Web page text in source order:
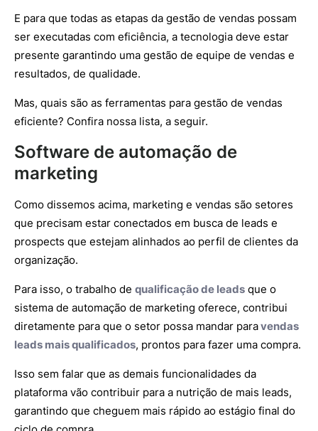
E para que todas as etapas da gestão de vendas possam
ser executadas com eficiência, a tecnologia deve estar
presente garantindo uma gestão de equipe de vendas e
resultados, de qualidade.
Mas, quais são as ferramentas para gestão de vendas
eficiente? Confira nossa lista, a seguir.
Software de automação de
marketing
Como dissemos acima, marketing e vendas são setores
que precisam estar conectados em busca de leads e
prospects que estejam alinhados ao perfil de clientes da
organização.
Para isso, o trabalho de qualificação de leads que o
sistema de automação de marketing oferece, contribui
diretamente para que o setor possa mandar paravendas
leads mais qualificados, prontos para fazer uma compra.
Isso sem falar que as demais funcionalidades da
plataforma vão contribuir para a nutrição de mais leads,
garantindo que cheguem mais rápido ao estágio final do